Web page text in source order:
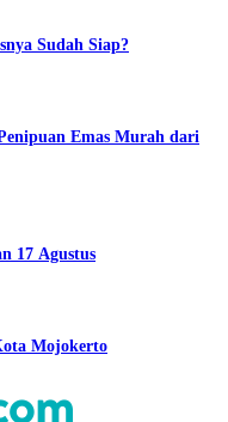
Sudah Siap?
Emas Murah dari
17 Agustus
Mojokerto